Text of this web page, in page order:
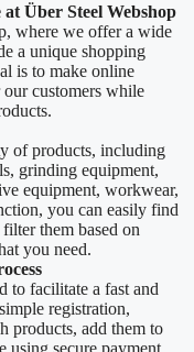
Über Steel Webshop
where we offer a wide
a unique shopping
is to make online
customers while
of products, including
grinding equipment,
equipment, workwear,
you can easily find
them based on
you need.
to facilitate a fast and
registration,
products, add them to
using secure payment